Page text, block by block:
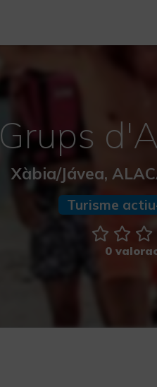
Xàbia/Jávea,
Turisme
0